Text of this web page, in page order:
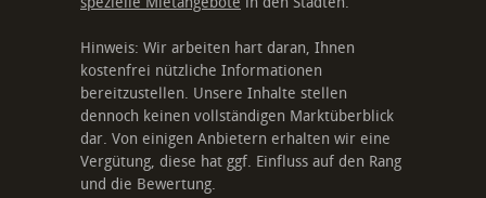
Hinweis: Wir arbeiten hart daran, Ihnen
kostenfrei nützliche Informationen
bereitzustellen. Unsere Inhalte stellen
dennoch keinen vollständigen Marktüberblick
dar. Von einigen Anbietern erhalten wir eine
Vergütung, diese hat ggf. Einfluss auf den Rang
und die Bewertung.